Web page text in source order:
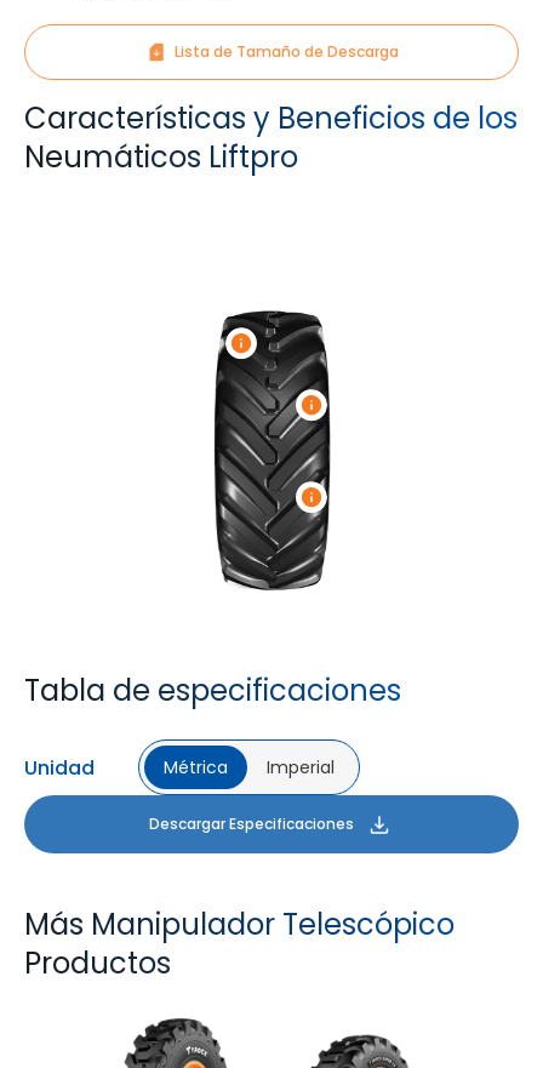
Lista de Tamaño de Descarga
Características y Beneficios de los
Neumáticos Liftpro
Tabla de especificaciones
Unidad Métrica Imperial
Descargar Especificaciones
Más Manipulador Telescópico
Productos